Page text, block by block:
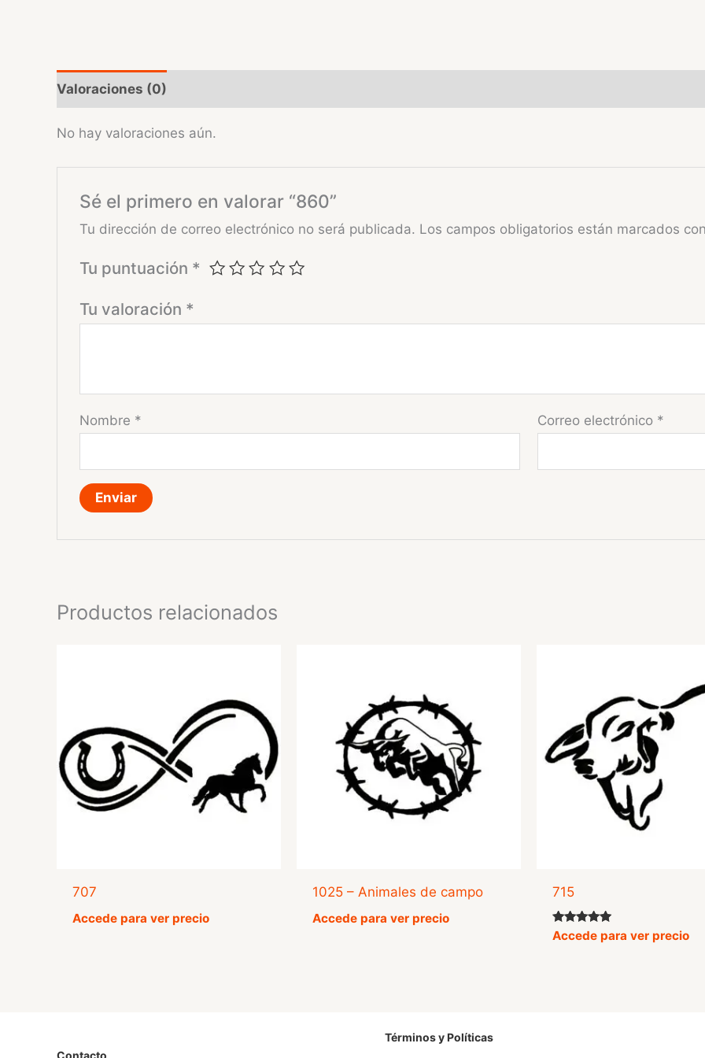
Valoraciones (0)
No hay valoraciones aún.
Sé el primero en valorar “860”
Tu dirección de correo electrónico no será publicada. Los campos obligatorios están marcados
Tu puntuación *
Tu valoración *
Nombre * Correo electrónico *
Productos relacionados
707
Accede para ver precio
1025 – Animales de campo
Accede para ver precio
715
Valorado
con
Accede para ver precio
Contacto
Términos y Políticas